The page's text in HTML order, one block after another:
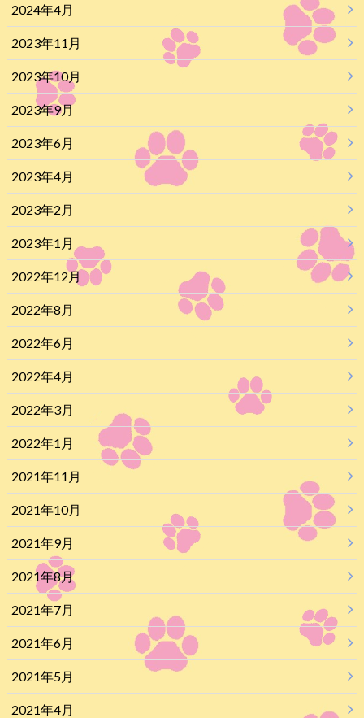
2024年4月
2023年11月
2023年10月
2023年9月
2023年6月
2023年4月
2023年2月
2023年1月
2022年12月
2022年8月
2022年6月
2022年4月
2022年3月
2022年1月
2021年11月
2021年10月
2021年9月
2021年8月
2021年7月
2021年6月
2021年5月
2021年4月